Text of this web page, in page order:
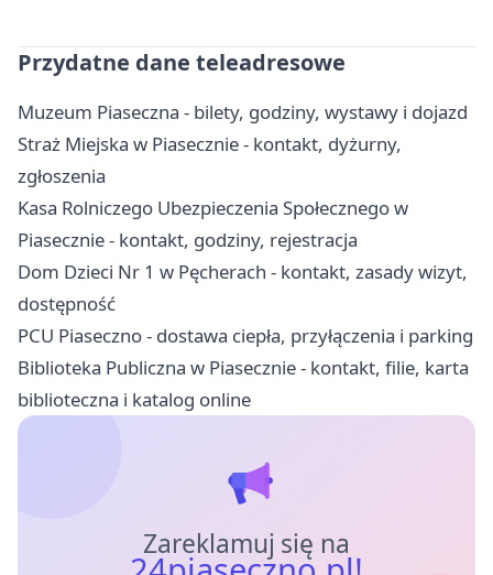
Przydatne dane teleadresowe
Muzeum Piaseczna - bilety, godziny, wystawy i dojazd
Straż Miejska w Piasecznie - kontakt, dyżurny,
zgłoszenia
Kasa Rolniczego Ubezpieczenia Społecznego w
Piasecznie - kontakt, godziny, rejestracja
Dom Dzieci Nr 1 w Pęcherach - kontakt, zasady wizyt,
dostępność
PCU Piaseczno - dostawa ciepła, przyłączenia i parking
Biblioteka Publiczna w Piasecznie - kontakt, filie, karta
biblioteczna i katalog online
Zareklamuj się na